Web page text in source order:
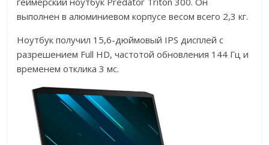
выполнен в алюминиевом корпусе весом всего 2,3 кг.
Ноутбук получил 15,6-дюймовый IPS дисплей с
разрешением Full HD, частотой обновления 144 Гц и
временем отклика 3 мс.